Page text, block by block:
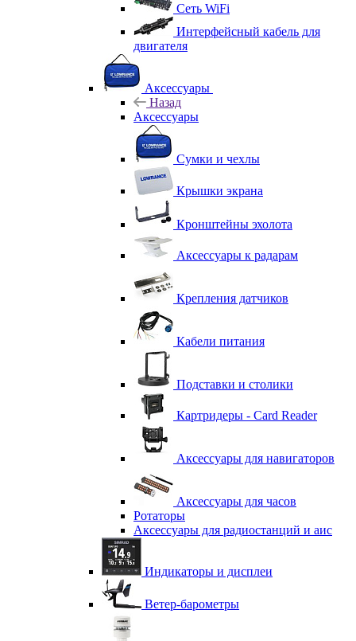
Сеть WiFi
Интерфейсный кабель для
двигателя
Аксессуары
Назад
Аксессуары
Сумки и чехлы
Крышки экрана
Кронштейны эхолота
Аксессуары к радарам
Крепления датчиков
Кабели питания
Подставки и столики
Картридеры - Card Reader
Аксессуары для навигаторов
Аксессуары для часов
Ротаторы
Аксессуары для радиостанций и аис
Индикаторы и дисплеи
Ветер-барометры